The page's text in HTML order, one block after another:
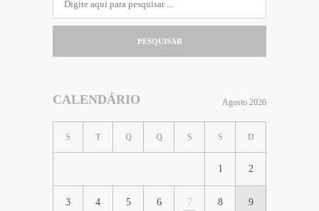
PESQUISAR
CALENDÁRIO Agosto 2026
S T Q Q S S D
1 2
3 4 5 6 7 8 9